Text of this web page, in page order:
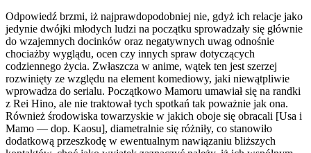
Odpowiedź brzmi, iż najprawdopodobniej nie, gdyż ich relacje jako
jedynie dwójki młodych ludzi na początku sprowadzały się głównie
do wzajemnych docinków oraz negatywnych uwag odnośnie
chociażby wyglądu, ocen czy innych spraw dotyczących
codziennego życia. Zwłaszcza w anime, wątek ten jest szerzej
rozwinięty ze względu na element komediowy, jaki niewątpliwie
wprowadza do serialu. Początkowo Mamoru umawiał się na randki
z Rei Hino, ale nie traktował tych spotkań tak poważnie jak ona.
Również środowiska towarzyskie w jakich oboje się obracali [Usa i
Mamo — dop. Kaosu], diametralnie się różniły, co stanowiło
dodatkową przeszkodę w ewentualnym nawiązaniu bliższych